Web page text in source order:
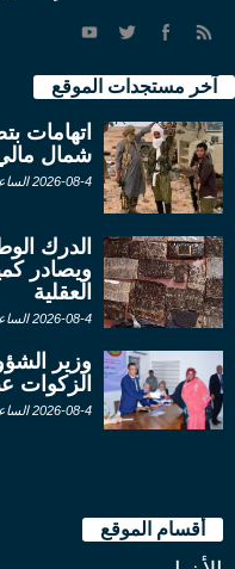
آخر مستجدات الموقع
اتهامات
شمال
2026-08-4 الساعة 14:10
الدرك
ويصادر
العقلية
2026-08-4 الساعة 14:01
وزير
الزكوات
2026-08-4 الساعة 13:50
أقسام الموقع